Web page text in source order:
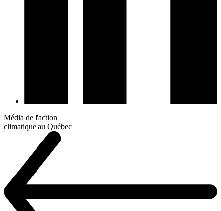
Média de l'action
climatique au Québec